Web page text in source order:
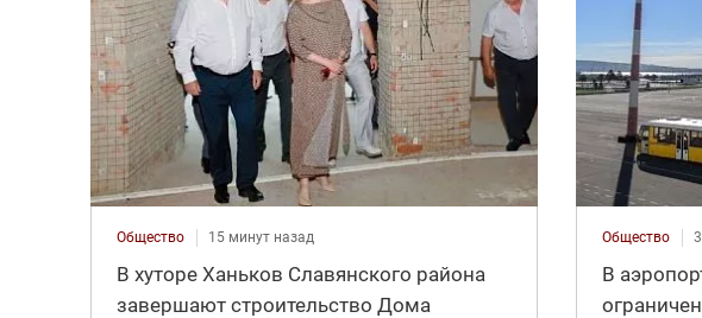
Общество 15 минут назад
В хуторе Ханьков Славянского района
завершают строительство Дома
Общество
В